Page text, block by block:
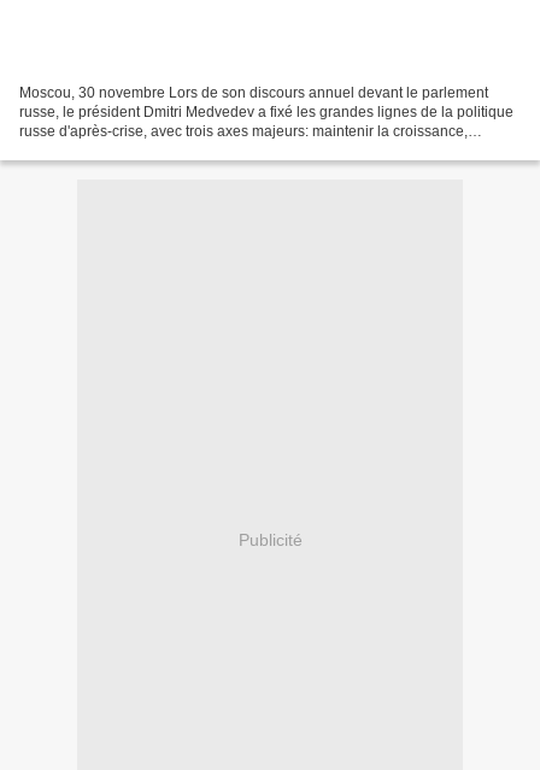
Moscou, 30 novembre Lors de son discours annuel devant le parlement
russe, le président Dmitri Medvedev a fixé les grandes lignes de la politique
russe d'après-crise, avec trois axes majeurs: maintenir la croissance,
Publicité